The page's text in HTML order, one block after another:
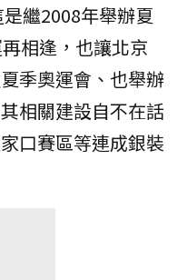
繼2008年舉辦夏
相逢，也讓北京
季奧運會、也舉辦
相關建設自不在話
口賽區等連成銀裝